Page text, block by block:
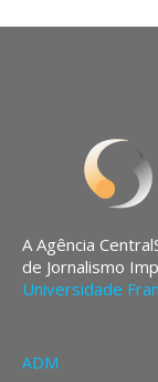
A Agência
de Jornalismo
Universidade
ADM